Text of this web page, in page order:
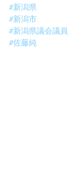
#新潟県
#新潟市
#新潟県議会議員
#佐藤純